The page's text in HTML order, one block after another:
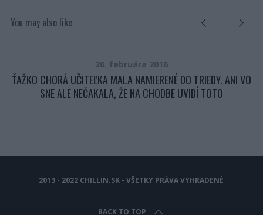
You may also like
26. februára 2016
ŤAŽKO CHORÁ UČITEĽKA MALA NAMIERENÉ DO TRIEDY. ANI VO
SNE ALE NEČAKALA, ŽE NA CHODBE UVIDÍ TOTO
2013 - 2022 CHILLIN.SK - VŠETKY PRÁVA VYHRADENÉ
BACK TO TOP